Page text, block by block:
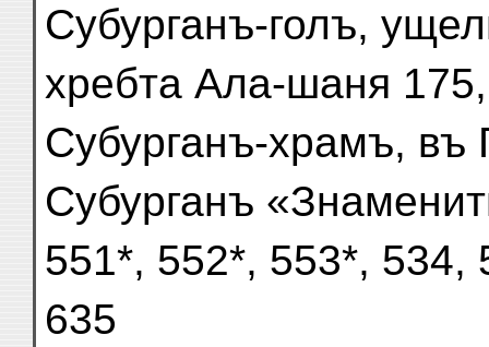
Субурганъ-голъ,
хребта Ала-шаня
Субурганъ-храмъ, въ
Субурганъ
551*, 552*, 553*, 534,
635